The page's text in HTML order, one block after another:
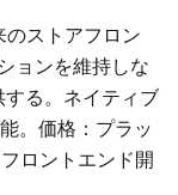
のストアフロン
ョンを維持しな
る。ネイティブ
。価格：プラッ
ロントエンド開